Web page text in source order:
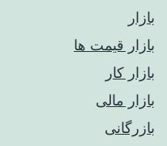
بازار
بازار قیمت ها
بازار کار
بازار مالی
بازرگانی